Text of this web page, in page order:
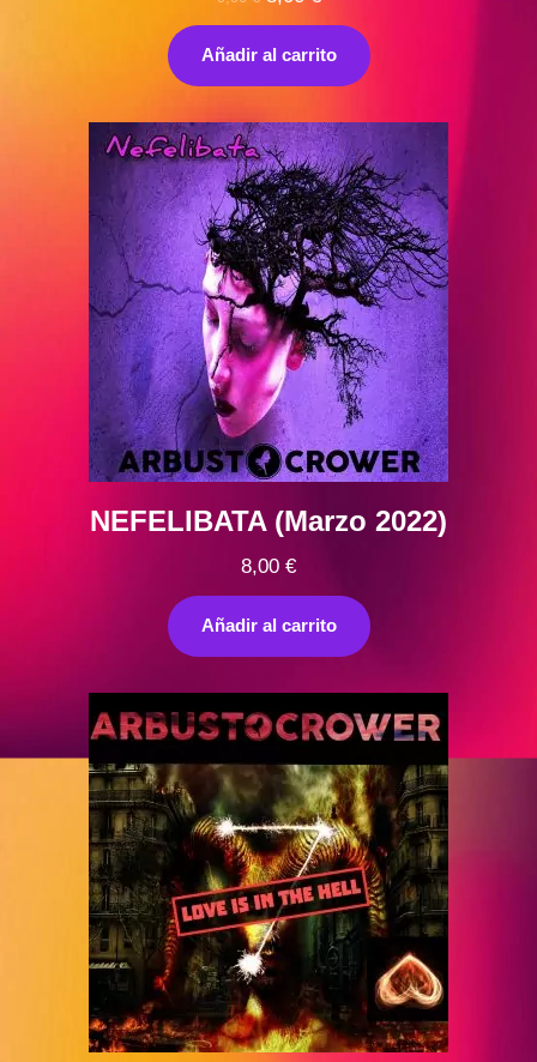
precio
original
era:
precio
actual
es:
Añadir al carrito
NEFELIBATA (Marzo 2022)
8,00 €
Añadir al carrito